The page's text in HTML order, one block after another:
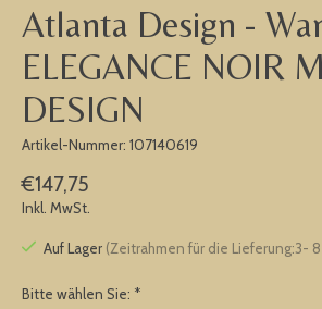
Atlanta Design -
ELEGANCE NOIR
DESIGN
Artikel-Nummer: 107140619
€147,75
Inkl. MwSt.
Auf Lager (Zeitrahmen für die Lieferung:3-
Bitte wählen Sie: *